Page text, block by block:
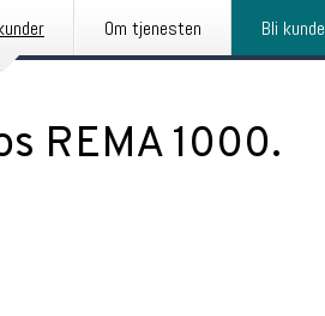
Om tjenesten Bli kunde
REMA 1000.